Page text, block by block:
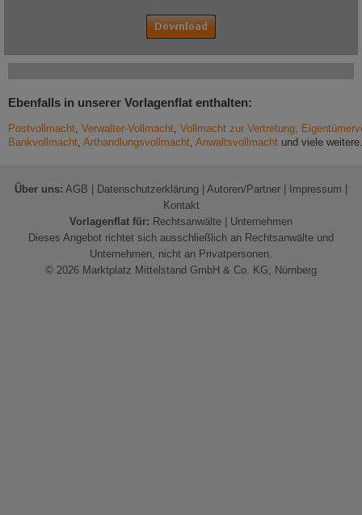
Ebenfalls in unserer Vorlagenflat enthalten:
Postvollmacht, Verwalter-Vollmacht, Vollmacht zur Vertretung,
Bankvollmacht, Arthandlungsvollmacht, Anwaltsvollmacht und viele
Über uns: AGB Datenschutzerklärung Autoren/Partner Impressum
Kontakt
Vorlagenflat für: Rechtsanwälte
Unternehmen
Dieses Angebot richtet sich ausschließlich an Rechtsanwälte und
Unternehmen, nicht an Privatpersonen.
© 2026 Marktplatz Mittelstand GmbH & Co. KG; Nürnberg